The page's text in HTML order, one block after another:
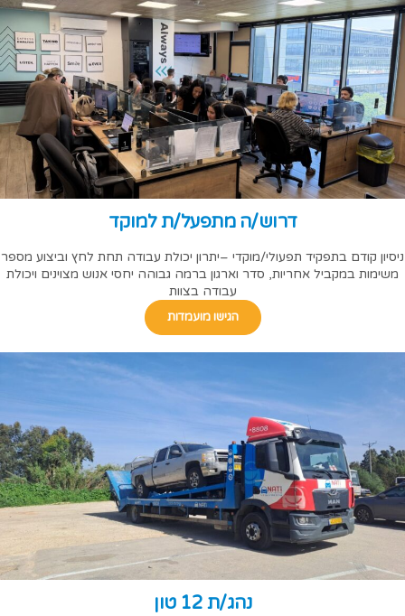
דרוש/ה מתפעל/ת למוקד
ניסיון קודם בתפקיד תפעולי/מוקדי –יתרון יכולת עבודה תחת לחץ וביצוע מספר
משימות במקביל אחריות, סדר וארגון ברמה גבוהה יחסי אנוש מצוינים ויכולת
עבודה בצוות
הגישו מועמדות
נהג/ת 12 טון